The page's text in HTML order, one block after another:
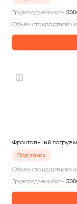
Грузоподъемность
Объем стандартного
Фронтальный
Под заказ
Объем стандартного
Грузоподъемность